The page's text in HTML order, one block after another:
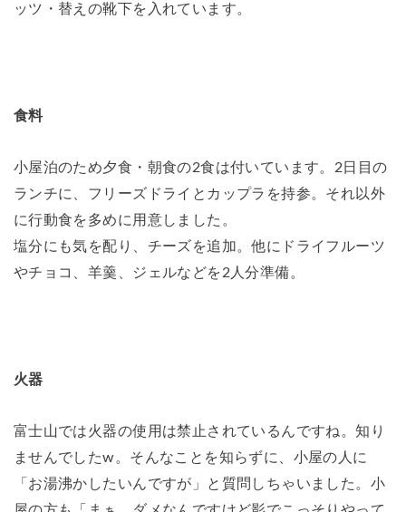
ッツ・替えの靴下を入れています。
食料
小屋泊のため夕食・朝食の2食は付いています。2日目の
ランチに、フリーズドライとカップラを持参。それ以外
に行動食を多めに用意しました。
塩分にも気を配り、チーズを追加。他にドライフルーツ
やチョコ、羊羹、ジェルなどを2人分準備。
火器
富士山では火器の使用は禁止されているんですね。知り
ませんでしたw。そんなことを知らずに、小屋の人に
「お湯沸かしたいんですが」と質問しちゃいました。小